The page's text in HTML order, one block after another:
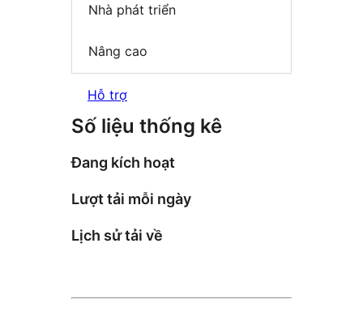
Nhà phát triển
Nâng cao
Hỗ trợ
Số liệu thống kê
Đang kích hoạt
Lượt tải mỗi ngày
Lịch sử tải về